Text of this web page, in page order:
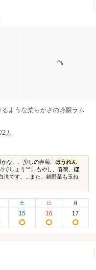
ような柔らかさの吟醸ラム
人
な、、少しの春菊、 ほうれん
でしょう^^;...もやし、春菊、 ほ
滝です。...また、鍋野菜も玉ね
土
15
日
16
月
17